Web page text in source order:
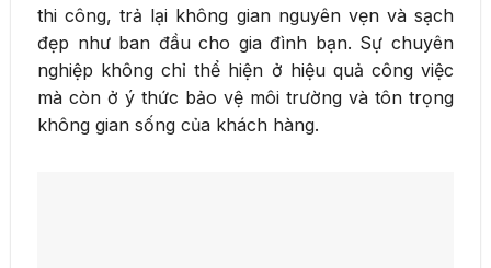
thi công, trả lại không gian nguyên vẹn và sạch
đẹp như ban đầu cho gia đình bạn. Sự chuyên
nghiệp không chỉ thể hiện ở hiệu quả công việc
mà còn ở ý thức bảo vệ môi trường và tôn trọng
không gian sống của khách hàng.